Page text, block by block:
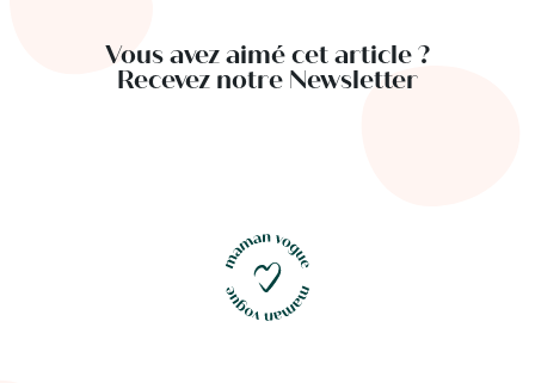
Vous avez aimé cet article ?
Recevez notre Newsletter